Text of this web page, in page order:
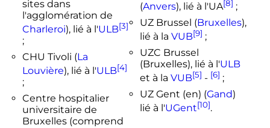
sites dans
l'agglomération de
Charleroi), lié à l'ULB[3]
;
CHU Tivoli (La
Louvière), lié à l'ULB[4]
;
Centre hospitalier
universitaire de
Bruxelles (comprend
(Anvers), lié à l'UA[8] ;
UZ Brussel (Bruxelles),
lié à la VUB[9] ;
UZC Brussel
(Bruxelles), lié à l'ULB
et à la VUB[5] - [6] ;
UZ Gent (en) (Gand)
lié à l'UGent[10].